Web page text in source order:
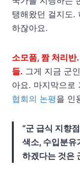
탱해왔던 걸지도.
하잖아요.
소모품, 짬 처리반
들. 그게 지금 군
아요. 마지막으로
협회의 논평을 인
“군 급식 지향
색소, 수입분유
하겠다는 것은